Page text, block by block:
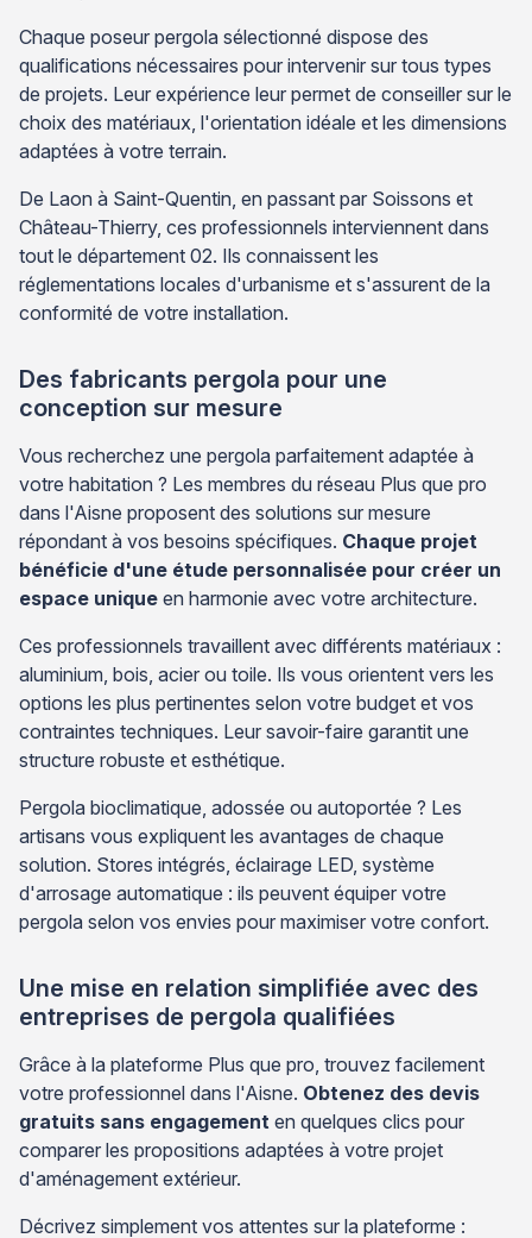
Chaque poseur pergola sélectionné dispose des
qualifications nécessaires pour intervenir sur tous types
de projets. Leur expérience leur permet de conseiller sur le
choix des matériaux, l'orientation idéale et les dimensions
adaptées à votre terrain.
De Laon à Saint-Quentin, en passant par Soissons et
Château-Thierry, ces professionnels interviennent dans
tout le département 02. Ils connaissent les
réglementations locales d'urbanisme et s'assurent de la
conformité de votre installation.
Des fabricants pergola pour une
conception sur mesure
Vous recherchez une pergola parfaitement adaptée à
votre habitation ? Les membres du réseau Plus que pro
dans l'Aisne proposent des solutions sur mesure
répondant à vos besoins spécifiques. Chaque projet
bénéficie d'une étude personnalisée pour créer un
espace unique en harmonie avec votre architecture.
Ces professionnels travaillent avec différents matériaux :
aluminium, bois, acier ou toile. Ils vous orientent vers les
options les plus pertinentes selon votre budget et vos
contraintes techniques. Leur savoir-faire garantit une
structure robuste et esthétique.
Pergola bioclimatique, adossée ou autoportée ? Les
artisans vous expliquent les avantages de chaque
solution. Stores intégrés, éclairage LED, système
d'arrosage automatique : ils peuvent équiper votre
pergola selon vos envies pour maximiser votre confort.
Une mise en relation simplifiée avec des
entreprises de pergola qualifiées
Grâce à la plateforme Plus que pro, trouvez facilement
votre professionnel dans l'Aisne. Obtenez des devis
gratuits sans engagement en quelques clics pour
comparer les propositions adaptées à votre projet
d'aménagement extérieur.
Décrivez simplement vos attentes sur la plateforme :